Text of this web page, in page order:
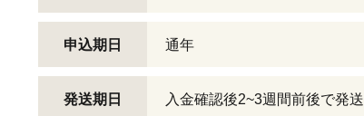
申込期日 通年
発送期日 入金確認後2~3週間前後で発送